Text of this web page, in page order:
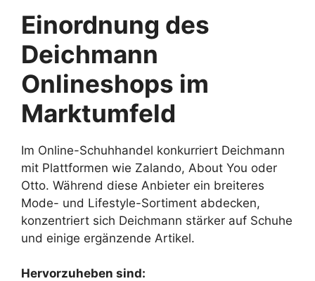
Einordnung des
Deichmann
Onlineshops im
Marktumfeld
Im Online-Schuhhandel konkurriert Deichmann
mit Plattformen wie Zalando, About You oder
Otto. Während diese Anbieter ein breiteres
Mode- und Lifestyle-Sortiment abdecken,
konzentriert sich Deichmann stärker auf Schuhe
und einige ergänzende Artikel.
Hervorzuheben sind: